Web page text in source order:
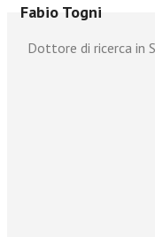
Fabio Togni
Dottore di ricerca in